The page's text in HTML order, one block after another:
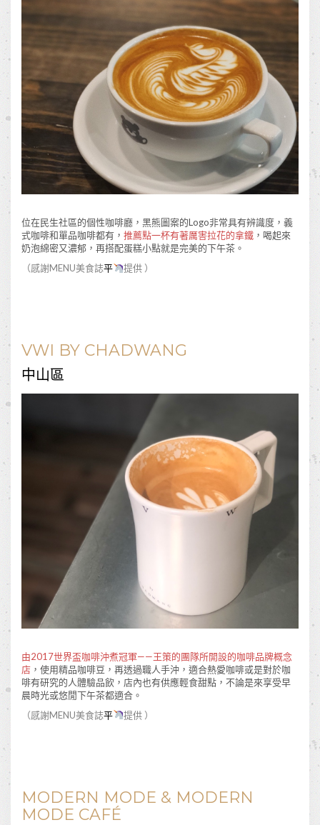
位在民生社區的個性咖啡廳，黑熊圖案的Logo非常具有辨識度，義
式咖啡和單品咖啡都有， 推薦點一杯有著厲害拉花的拿鐵 ，喝起來
奶泡綿密又濃郁，再搭配蛋糕小點就是完美的下午茶。
（感謝MENU美食誌平 提供 ）
VWI BY CHADWANG
中山區
由2017世界盃咖啡沖煮冠軍——王策的團隊所開設的咖啡品牌概念
店 ，使用精品咖啡豆，再透過職人手沖，適合熱愛咖啡或是對於咖
啡有研究的人體驗品飲，店內也有供應輕食甜點，不論是來享受早
晨時光或悠閒下午茶都適合。
（感謝MENU美食誌平 提供 ）
MODERN MODE & MODERN
MODE CAFÉ